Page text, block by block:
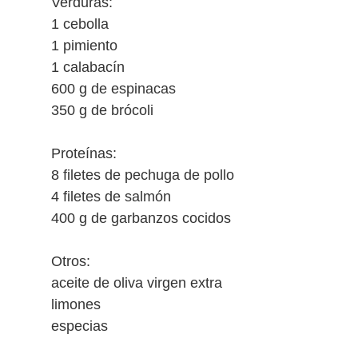
1 cebolla
1 pimiento
1 calabacín
600 g de espinacas
350 g de brócoli
Proteínas:
8 filetes de pechuga de pollo
4 filetes de salmón
400 g de garbanzos cocidos
Otros:
aceite de oliva virgen extra
limones
especias